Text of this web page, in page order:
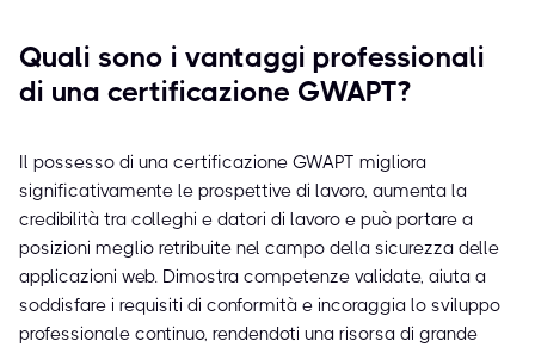
Quali sono i vantaggi professionali
di una certificazione GWAPT?
Il possesso di una certificazione GWAPT migliora
significativamente le prospettive di lavoro, aumenta la
credibilità tra colleghi e datori di lavoro e può portare a
posizioni meglio retribuite nel campo della sicurezza delle
applicazioni web. Dimostra competenze validate, aiuta a
soddisfare i requisiti di conformità e incoraggia lo sviluppo
professionale continuo, rendendoti una risorsa di grande